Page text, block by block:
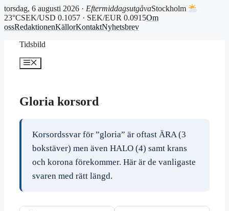
torsdag, 6 augusti 2026 · EftermiddagsutgåvaStockholm
23°CSEK/USD 0.1057 · SEK/EUR 0.0915Om
ossRedaktionenKällorKontaktNyhetsbrev
Tidsbild
Meny
Gloria korsord
Korsordssvar för ”gloria” är oftast ÄRA (3
bokstäver) men även HALO (4) samt krans
och korona förekommer. Här är de vanligaste
svaren med rätt längd.